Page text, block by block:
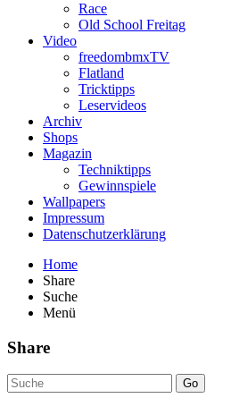
Race
Old School Freitag
Video
freedombmxTV
Flatland
Tricktipps
Leservideos
Archiv
Shops
Magazin
Techniktipps
Gewinnspiele
Wallpapers
Impressum
Datenschutzerklärung
Home
Share
Suche
Menü
Share
Go